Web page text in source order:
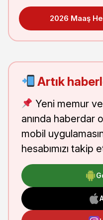
2026 Maaş
Artık
Yeni memur
anında haberdar
mobil
hesabımızı takip